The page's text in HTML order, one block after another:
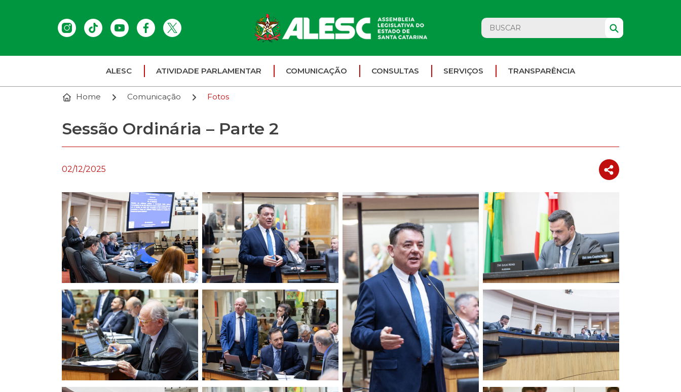
ALESC ATIVIDADE PARLAMENTAR COMUNICAÇÃO CONSULTAS SERVIÇOS TRANSPARÊNCIA
Home Comunicação Fotos
Sessão Ordinária – Parte 2
02/12/2025